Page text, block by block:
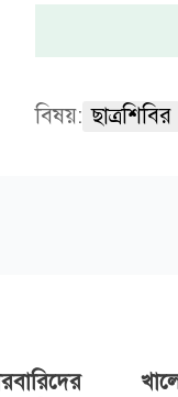
বিষয়: ছাত্রশিবির